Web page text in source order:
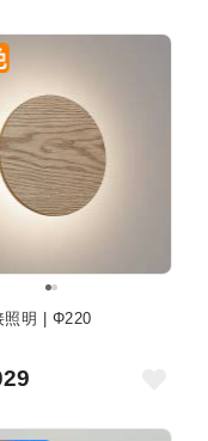
照明 | Φ220